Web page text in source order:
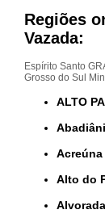
Regiões
Vazada:
Espírito Santo
Grosso do Sul
ALTO
Acreúna
Alto do